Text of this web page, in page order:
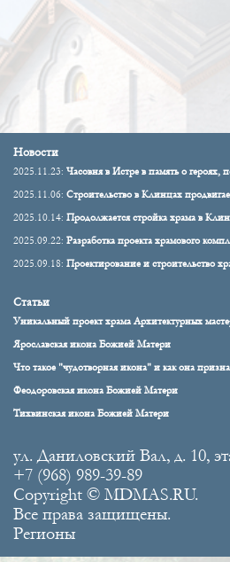
Новости
2025.11.23: Часовня в Истре в память о
2025.11.06: Строительство в Клинцах
2025.10.14: Продолжается стройка храма в
2025.09.22: Разработка проекта храмового
2025.09.18: Проектирование и строительство
Статьи
Уникальный проект храма Архитектурных
Ярославская икона Божией Матери
Что такое "чудотворная икона" и как она
Феодоровская икона Божией Матери
Тихвинская икона Божией Матери
ул. Даниловский Вал, д. 10,
+7 (968) 989-39-89
Copyright © MDMAS.RU.
Все права защищены.
Регионы